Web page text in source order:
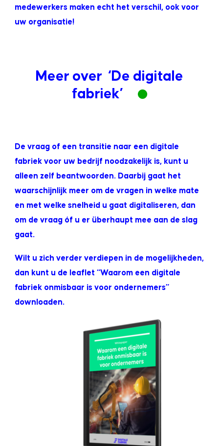
medewerkers maken echt het verschil, ook voor
uw organisatie!
Meer over ‘De digitale
fabriek’
De vraag of een transitie naar een digitale
fabriek voor uw bedrijf noodzakelijk is, kunt u
alleen zelf beantwoorden. Daarbij gaat het
waarschijnlijk meer om de vragen in welke mate
en met welke snelheid u gaat digitaliseren, dan
om de vraag óf u er überhaupt mee aan de slag
gaat.
Wilt u zich verder verdiepen in de mogelijkheden,
dan kunt u de leaflet “Waarom een digitale
fabriek onmisbaar is voor ondernemers”
downloaden.